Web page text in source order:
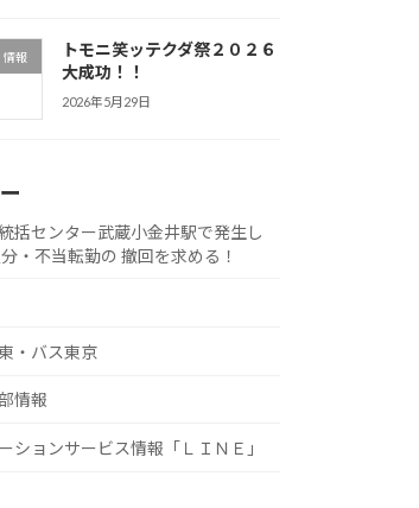
情報
トモニ笑ッテクダ祭２０２６
大成功！！
2026年5月29日
括センター武蔵小金井駅で発生し
・不当転勤の 撤回を求める！
・バス東京
情報
ションサービス情報「ＬＩＮＥ」